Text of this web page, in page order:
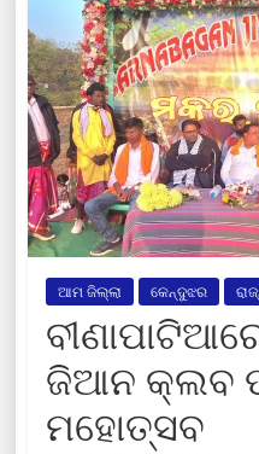
ଆମ ଜିଲ୍ଲା କେନ୍ଦୁଝର
ଜିଆନ କ୍ଲବ
ମହୋତ୍ସବ